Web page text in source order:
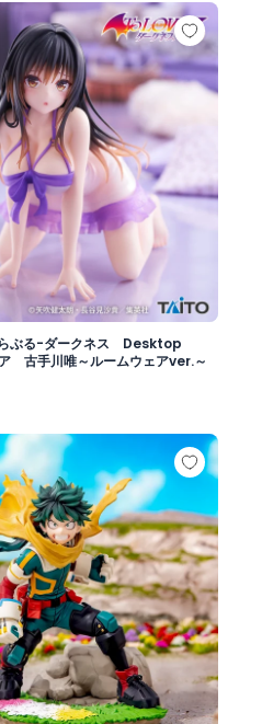
～チャイナドレスver.～
らぶる-ダークネス Desktop
ぶる-ダークネス Desktop
古手川唯～ルームウェアver.～
下ろしCat room wear ver.
アカデミア THE MOVIE ユア